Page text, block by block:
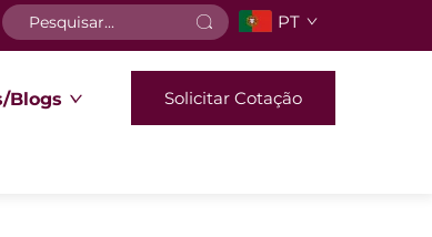
PT
Blogs Solicitar Cotação